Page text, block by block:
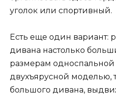
уголок или спортивный.
Есть еще один вариант:
дивана настолько
размерам односпальной
двухъярусной моделью,
большого дивана,